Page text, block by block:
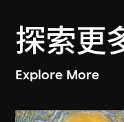
探索更
Explore More